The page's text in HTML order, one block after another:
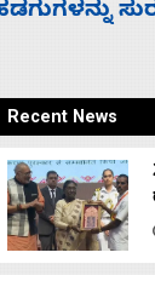
ಬಿಡೆವು:
Recent News